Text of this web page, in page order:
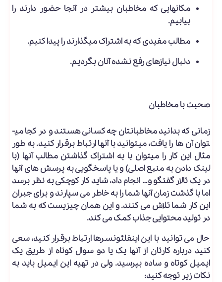
مکان­هایی که مخاطبان بیشتر در آنجا حضور دارند را
بیابیم.
مطالب مفیدی که به اشتراک می­گذارند را پیدا کنیم.
دنبال نیازهای رفع نشده آنان بگردیم.
صحبت با مخاطبان
زمانی که بدانید مخاطبانتان چه کسانی هستند و در کجا می­
توان آن ها را یافت، می­توانید با آنها ارتباط برقرار کنید. به طور
مثال این کار را می­توان با به اشتراک گذاشتن مطالب آن­ها (با
لینک دادن به منبع اصلی) و یا پاسخگویی به پرسش ­های آن­ها
در یک تالار گفتگو و… انجام داد، شاید کار کوچکی به نظر برسد
اما با گذشت زمان آنها شما را به خاطر می­ سپارند و برای جبران
این کار شما تلاش می­ کنند. و این همان چیزیست که به شما
در تولید محتوایی جذاب کمک می­ کند.
حال می توانید با این اینفلئونسرها ارتباط برقرار کنید، سعی
کنید درباره کارتان از آنها یک یا دو سوال کوتاه از طریق یک
ایمیل کوتاه و ساده بپرسید. ولی در تهیه این ایمیل باید به
نکات زیر توجه کنید: